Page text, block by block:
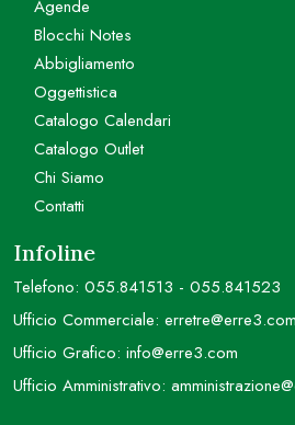
Agende
Blocchi Notes
Abbigliamento
Oggettistica
Catalogo Calendari
Catalogo Outlet
Chi Siamo
Contatti
Infoline
Telefono: 055.841513 - 055.841523
Ufficio Commerciale: erretre@erre3.com
Ufficio Grafico: info@erre3.com
Ufficio Amministrativo: